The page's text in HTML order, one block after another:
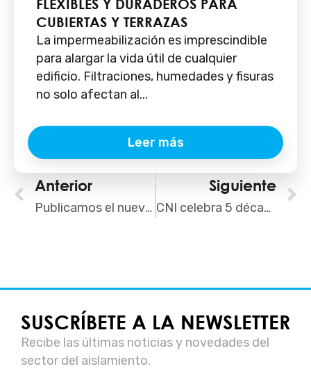
FLEXIBLES Y DURADEROS PARA
CUBIERTAS Y TERRAZAS
La impermeabilización es imprescindible
para alargar la vida útil de cualquier
edificio. Filtraciones, humedades y fisuras
no solo afectan al...
Leer más
Ant
Anterior
Publicamos el nuevo Dossier de Soluciones AISLA: soluciones, casos de éxito y más
Siguiente
CNI celebra 5 décadas de excelencia en un encuentro en el Casino de Madrid
SUSCRÍBETE A LA NEWSLETTER
Recibe las últimas noticias y novedades del
sector del aislamiento.